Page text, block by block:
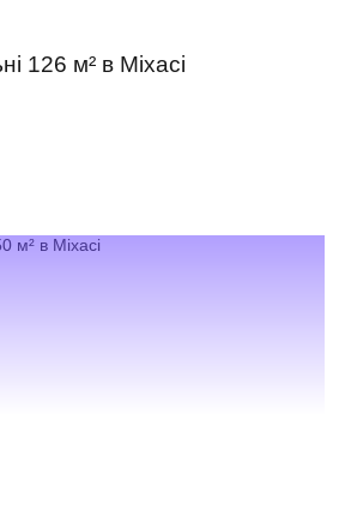
126 м² в Міхасі